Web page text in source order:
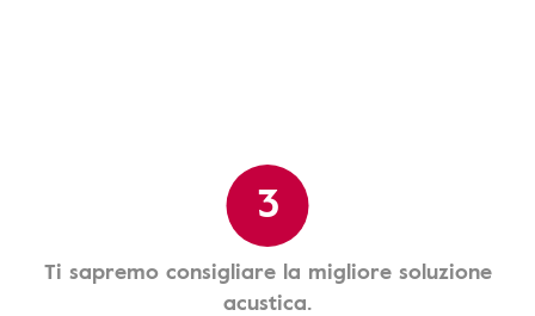
3
Ti sapremo consigliare la migliore soluzione
acustica.